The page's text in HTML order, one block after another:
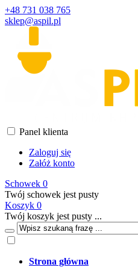
+48 731 038 765
sklep@aspil.pl
Panel klienta
Zaloguj się
Załóż konto
Schowek 0
Twój schowek jest pusty
Koszyk 0
Twój koszyk jest pusty ...
Strona główna